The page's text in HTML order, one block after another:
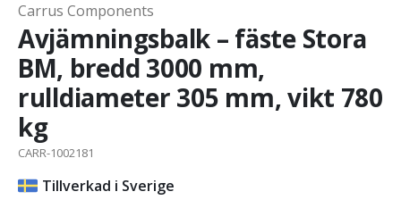
Carrus Components
Avjämningsbalk – fäste Stora
BM, bredd 3000 mm,
rulldiameter 305 mm, vikt 780
kg
CARR-1002181
Tillverkad i Sverige